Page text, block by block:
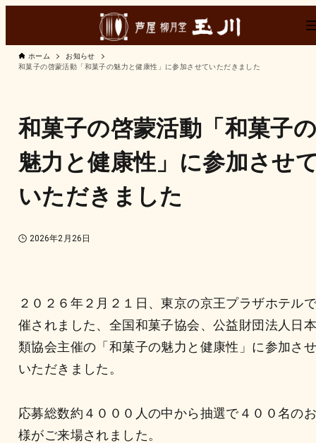
ホーム
お知らせ
和菓子の啓蒙活動「和菓子の魅力と健康性」に参加させていただきました
和菓子の啓蒙活動「和菓子
魅力と健康性」に参加させ
いただきました
2026年2月26日
２０２６年２月２１日、東京の京王プラザホテル
催されました、全国和菓子協会、公益財団法人日
類協会主催の「和菓子の魅力と健康性」に参加さ
いただきました。
応募総数約４０００人の中から抽選で４００名の
様がご来場されました。